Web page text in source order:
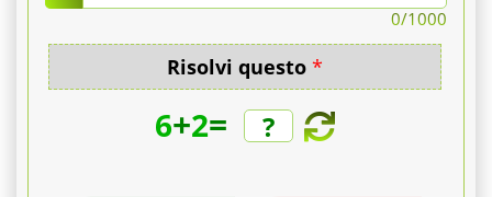
0/1000
Risolvi questo *
6+2=